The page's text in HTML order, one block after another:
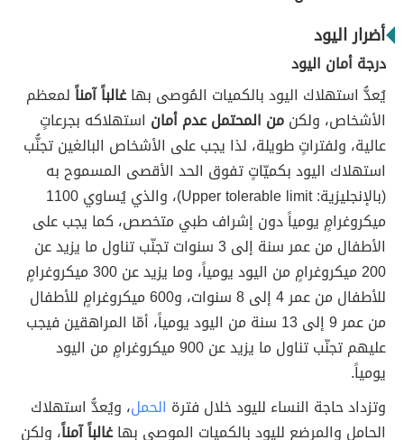
أضرار اليود
درجة أمان اليود
يُعدُّ استهلاك اليود بالكميات المُوصى بهاغالباً آمناًلمعظم
الأشخاص، ولكنمن المحتمل عدم أمان استهلاكه بجرعاتٍ
عالية، ولفتراتٍ طويلة، لذا يجب على الأشخاص البالغين تجنُّب
استهلاك اليود بكميّاتٍ تفوق الحد الأقصى المسموح به
(بالإنجليزية: Upper tolerable limit)، والذي يُساوي 1100
ميكروغرامٍ يومياً دون إشراف طبي متخصص، كما يجب على
الأطفال من عمر سنة إلى 3 سنوات تجنّب تناول ما يزيد عن
200 ميكروغرامٍ من اليود يومياً، وما يزيد عن 300 ميكروغرامٍ
للأطفال من عمر 4 إلى 8 سنوات، و600 ميكروغرامٍ للأطفال
من عمر 9 إلى 13 سنة من اليود يومياً، أمّا المراهقين فيجب
عليهم تجنّب تناول ما يزيد عن 900 ميكروغرامٍ من اليود
يومياً.
وتزداد حاجة النساء لليود خلال فترة الحمل، ويُعدُّ استهلاك
الحامل والمرضع لليود بالكميات الموصى بهاغالباً آمناً، ولكن